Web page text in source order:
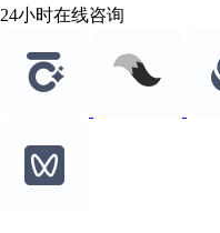
24小时在线咨询